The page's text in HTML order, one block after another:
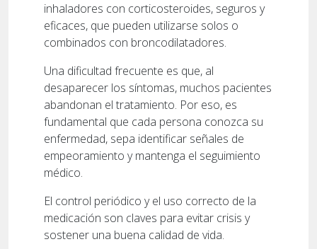
inhaladores con corticosteroides, seguros y
eficaces, que pueden utilizarse solos o
combinados con broncodilatadores.
Una dificultad frecuente es que, al
desaparecer los síntomas, muchos pacientes
abandonan el tratamiento. Por eso, es
fundamental que cada persona conozca su
enfermedad, sepa identificar señales de
empeoramiento y mantenga el seguimiento
médico.
El control periódico y el uso correcto de la
medicación son claves para evitar crisis y
sostener una buena calidad de vida.